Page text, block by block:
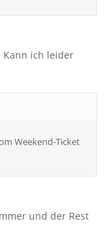
Kann ich leider
Weekend-Ticket
und der Rest